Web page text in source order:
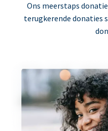
Ons meerstaps
terugkerende donaties